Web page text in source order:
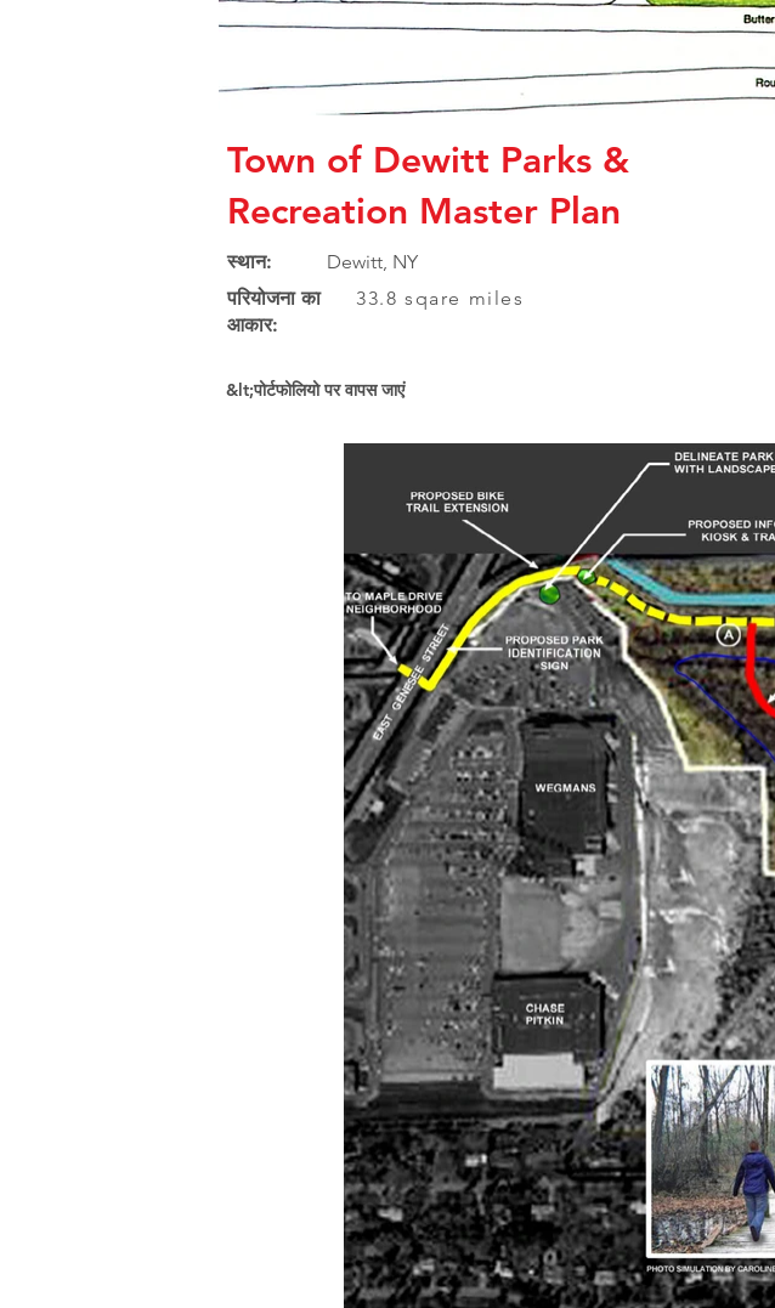
Town of Dewitt Parks &
Recreation Master Plan
स्थान:
Dewitt, NY
परियोजना का
आकार:
33.8 sqare miles
&lt;पोर्टफोलियो पर वापस जाएं